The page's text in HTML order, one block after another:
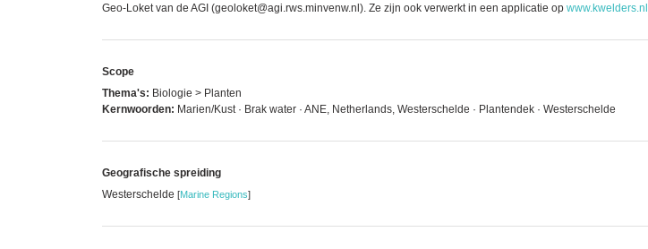
Geo-Loket van de AGI (geoloket@agi.rws.minvenw.nl). Ze zijn ook verwerkt in een applicatie op www.kwelders.nl
Scope
Thema's: Biologie > Planten
Kernwoorden: Marien/Kust · Brak water · ANE, Netherlands, Westerschelde · Plantendek · Westerschelde
Geografische spreiding
Westerschelde [Marine Regions]